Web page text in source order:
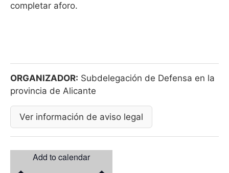
completar aforo.
ORGANIZADOR: Subdelegación de Defensa en la
provincia de Alicante
Ver información de aviso legal